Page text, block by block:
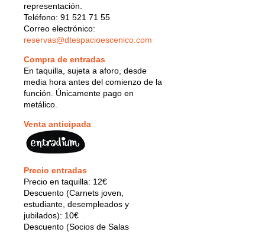
representación.
Teléfono: 91 521 71 55
Correo electrónico:
reservas@dtespacioescenico.com
Compra de entradas
En taquilla, sujeta a aforo, desde
media hora antes del comienzo de la
función. Únicamente pago en
metálico.
Venta anticipada
Precio entradas
Precio en taquilla: 12€
Descuento (Carnets joven,
estudiante, desempleados y
jubilados): 10€
Descuento (Socios de Salas